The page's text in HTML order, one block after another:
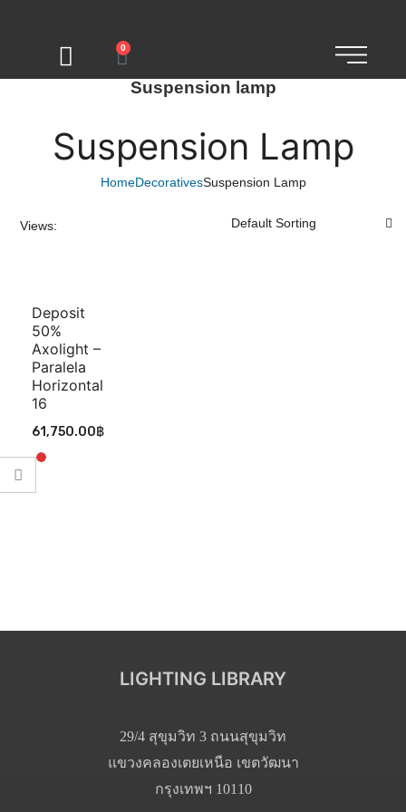
0
Suspension lamp
Suspension Lamp
HomeDecorativesSuspension Lamp
Views:
Deposit
50%
Axolight –
Paralela
Horizontal
16
61,750.00฿
LIGHTING LIBRARY
29/4 สุขุมวิท 3 ถนนสุขุมวิท
แขวงคลองเตยเหนือ เขตวัฒนา
กรุงเทพฯ 10110